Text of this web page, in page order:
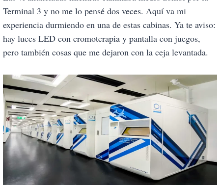
Terminal 3 y no me lo pensé dos veces. Aquí va mi
experiencia durmiendo en una de estas cabinas. Ya te aviso:
hay luces LED con cromoterapia y pantalla con juegos,
pero también cosas que me dejaron con la ceja levantada.